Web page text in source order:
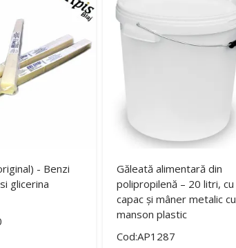
- Benzi
glicerina
Găleată alimentară din
polipropilenă – 20 litri, cu
capac și mâner metalic cu
manson plastic
Cod:AP1287